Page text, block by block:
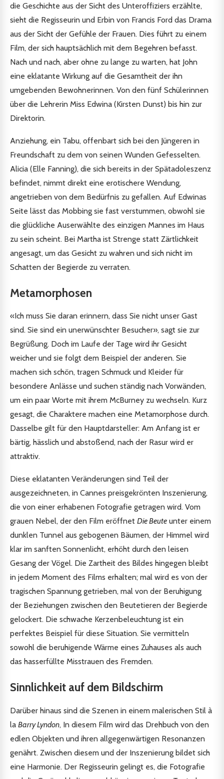
die Geschichte aus der Sicht des Unteroffiziers erzählte,
sieht die Regisseurin und Erbin von Francis Ford das Drama
aus der Sicht der Gefühle der Frauen. Dies führt zu einem
Film, der sich hauptsächlich mit dem Begehren befasst.
Nach und nach, aber ohne zu lange zu warten, hat John
eine eklatante Wirkung auf die Gesamtheit der ihn
umgebenden Bewohnerinnen. Von den fünf Schülerinnen
über die Lehrerin Miss Edwina (Kirsten Dunst) bis hin zur
Direktorin.
Anziehung, ein Tabu, offenbart sich bei den Jüngeren in
Freundschaft zu dem von seinen Wunden Gefesselten.
Alicia (Elle Fanning), die sich bereits in der Spätadoleszenz
befindet, nimmt direkt eine erotischere Wendung,
angetrieben von dem Bedürfnis zu gefallen. Auf Edwinas
Seite lässt das Mobbing sie fast verstummen, obwohl sie
die glückliche Auserwählte des einzigen Mannes im Haus
zu sein scheint. Bei Martha ist Strenge statt Zärtlichkeit
angesagt, um das Gesicht zu wahren und sich nicht im
Schatten der Begierde zu verraten.
Metamorphosen
«Ich muss Sie daran erinnern, dass Sie nicht unser Gast
sind. Sie sind ein unerwünschter Besucher», sagt sie zur
Begrüßung. Doch im Laufe der Tage wird ihr Gesicht
weicher und sie folgt dem Beispiel der anderen. Sie
machen sich schön, tragen Schmuck und Kleider für
besondere Anlässe und suchen ständig nach Vorwänden,
um ein paar Worte mit ihrem McBurney zu wechseln. Kurz
gesagt, die Charaktere machen eine Metamorphose durch.
Dasselbe gilt für den Hauptdarsteller: Am Anfang ist er
bärtig, hässlich und abstoßend, nach der Rasur wird er
attraktiv.
Diese eklatanten Veränderungen sind Teil der
ausgezeichneten, in Cannes preisgekrönten Inszenierung,
die von einer erhabenen Fotografie getragen wird. Vom
grauen Nebel, der den Film eröffnet Die Beute unter einem
dunklen Tunnel aus gebogenen Bäumen, der Himmel wird
klar im sanften Sonnenlicht, erhöht durch den leisen
Gesang der Vögel. Die Zartheit des Bildes hingegen bleibt
in jedem Moment des Films erhalten; mal wird es von der
tragischen Spannung getrieben, mal von der Beruhigung
der Beziehungen zwischen den Beutetieren der Begierde
gelockert. Die schwache Kerzenbeleuchtung ist ein
perfektes Beispiel für diese Situation. Sie vermitteln
sowohl die beruhigende Wärme eines Zuhauses als auch
das hasserfüllte Misstrauen des Fremden.
Sinnlichkeit auf dem Bildschirm
Darüber hinaus sind die Szenen in einem malerischen Stil à
la Barry Lyndon, In diesem Film wird das Drehbuch von den
edlen Objekten und ihren allgegenwärtigen Resonanzen
genährt. Zwischen diesem und der Inszenierung bildet sich
eine Harmonie. Der Regisseurin gelingt es, die Fotografie